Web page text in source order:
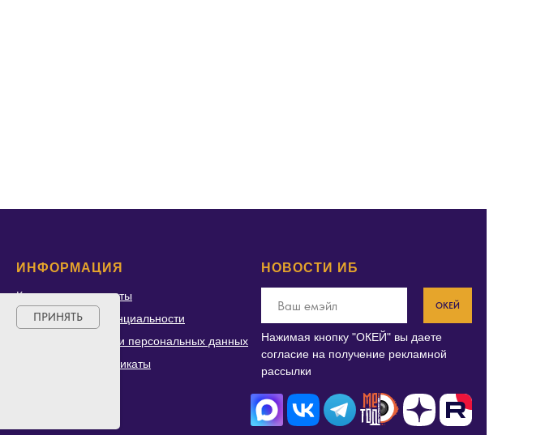
ПРИНЯТЬ
ИНФОРМАЦИЯ
Контакты и реквизиты
Политика конфиденциальности
Политика обработки персональных данных
Лицензии и сертификаты
Нажимая кнопку "ОКЕЙ" вы даете
согласие на получение рекламной
рассылки
ОКЕЙ
НОВОСТИ ИБ